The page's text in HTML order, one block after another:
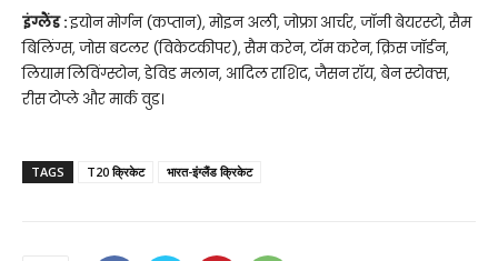
इंग्लैंड :इयोन मोर्गन (कप्तान), मोइन अली, जोफ्रा आर्चर, जॉनी बेयरस्टो, सैम
बिलिंग्स, जोस बटलर (विकेटकीपर), सैम करेन, टॉम करेन, क्रिस जॉर्डन,
लियाम लिविंग्स्टोन, डेविड मलान, आदिल राशिद, जैसन रॉय, बेन स्टोक्स,
रीस टोप्ले और मार्क वुड।
TAGS T20 क्रिकेट भारत-इंग्लैंड क्रिकेट